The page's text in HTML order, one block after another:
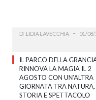
DI LIDIA LAVECCHIA
01/08/
IL PARCO DELLA
RINNOVA LA MAGIA IL 2
AGOSTO CON UN’ALTRA
GIORNATA TRA NATURA,
STORIA E SPETTACOLO